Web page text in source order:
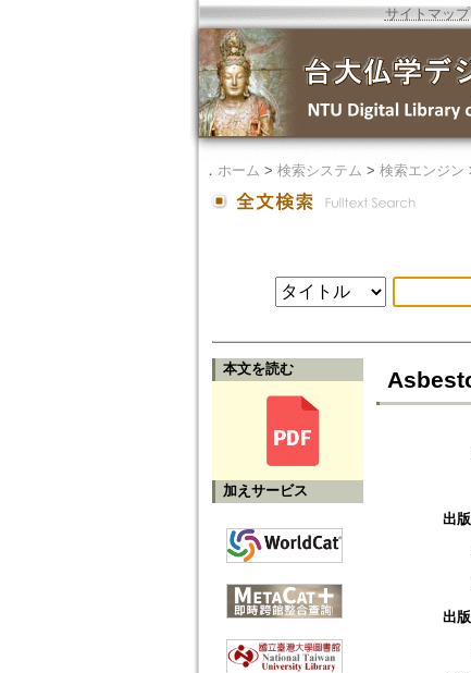
サイトマップ
． ホーム > 検索システム > 検索エンジン
本文を読む
加えサービス
出
出